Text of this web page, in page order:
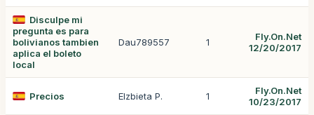
Disculpe mi
pregunta es para
bolivianos tambien
aplica el boleto
local
Dau789557 1
Fly.On.Net
12/20/2017
Precios Elzbieta P. 1
Fly.On.Net
10/23/2017